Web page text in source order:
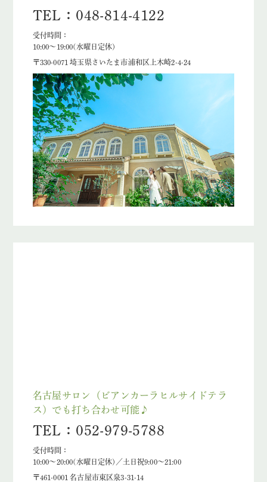
TEL：048-814-4122
受付時間：
10:00〜19:00(水曜日定休)
〒330-0071 埼玉県さいたま市浦和区上木崎2-4-24
名古屋サロン（ビアンカーラヒルサイドテラ
ス）でも打ち合わせ可能♪
TEL：052-979-5788
受付時間：
10:00～20:00(水曜日定休)／土日祝9:00～21:00
〒461-0001 名古屋市東区泉3-31-14